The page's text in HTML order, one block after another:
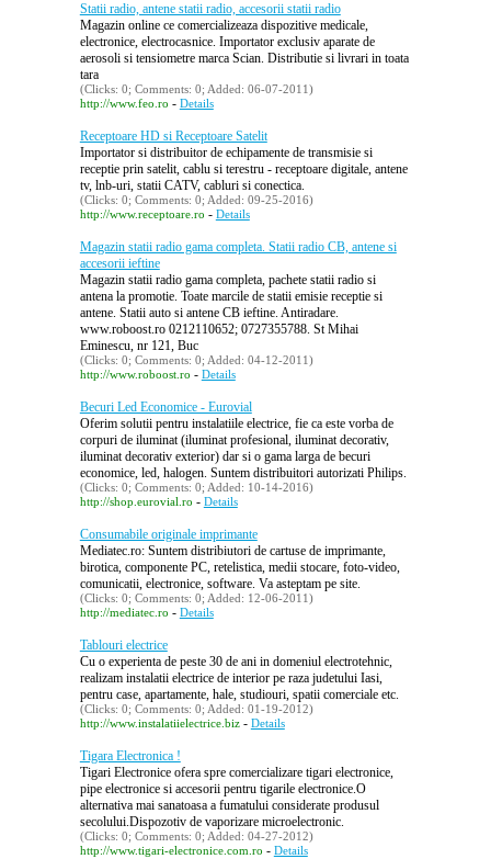
Statii radio, antene statii radio, accesorii statii radio
Magazin online ce comercializeaza dispozitive medicale,
electronice, electrocasnice. Importator exclusiv aparate de
aerosoli si tensiometre marca Scian. Distributie si livrari in toata
tara
(Clicks: 0; Comments: 0; Added: 06-07-2011)
http://www.feo.ro - Details
Receptoare HD si Receptoare Satelit
Importator si distribuitor de echipamente de transmisie si
receptie prin satelit, cablu si terestru - receptoare digitale, antene
tv, lnb-uri, statii CATV, cabluri si conectica.
(Clicks: 0; Comments: 0; Added: 09-25-2016)
http://www.receptoare.ro - Details
Magazin statii radio gama completa. Statii radio CB, antene si
accesorii ieftine
Magazin statii radio gama completa, pachete statii radio si
antena la promotie. Toate marcile de statii emisie receptie si
antene. Statii auto si antene CB ieftine. Antiradare.
www.roboost.ro 0212110652; 0727355788. St Mihai
Eminescu, nr 121, Buc
(Clicks: 0; Comments: 0; Added: 04-12-2011)
http://www.roboost.ro - Details
Becuri Led Economice - Eurovial
Oferim solutii pentru instalatiile electrice, fie ca este vorba de
corpuri de iluminat (iluminat profesional, iluminat decorativ,
iluminat decorativ exterior) dar si o gama larga de becuri
economice, led, halogen. Suntem distribuitori autorizati Philips.
(Clicks: 0; Comments: 0; Added: 10-14-2016)
http://shop.eurovial.ro - Details
Consumabile originale imprimante
Mediatec.ro: Suntem distribiutori de cartuse de imprimante,
birotica, componente PC, retelistica, medii stocare, foto-video,
comunicatii, electronice, software. Va asteptam pe site.
(Clicks: 0; Comments: 0; Added: 12-06-2011)
http://mediatec.ro - Details
Tablouri electrice
Cu o experienta de peste 30 de ani in domeniul electrotehnic,
realizam instalatii electrice de interior pe raza judetului Iasi,
pentru case, apartamente, hale, studiouri, spatii comerciale etc.
(Clicks: 0; Comments: 0; Added: 01-19-2012)
http://www.instalatiielectrice.biz- Details
Tigara Electronica !
Tigari Electronice ofera spre comercializare tigari electronice,
pipe electronice si accesorii pentru tigarile electronice.O
alternativa mai sanatoasa a fumatului considerate produsul
secolului.Dispozotiv de vaporizare microelectronic.
(Clicks: 0; Comments: 0; Added: 04-27-2012)
http://www.tigari-electronice.com.ro - Details